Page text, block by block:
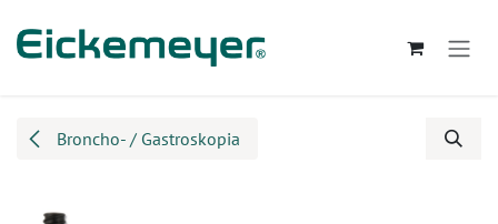
Broncho- / Gastroskopia